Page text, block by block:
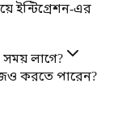
ইন্টিগ্রেশন-এর
সময় লাগে?
করতে পারেন?